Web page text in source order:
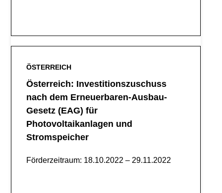
ÖSTERREICH
Österreich: Investitionszuschuss
nach dem Erneuerbaren-Ausbau-
Gesetz (EAG) für
Photovoltaikanlagen und
Stromspeicher
Förderzeitraum: 18.10.2022 – 29.11.2022